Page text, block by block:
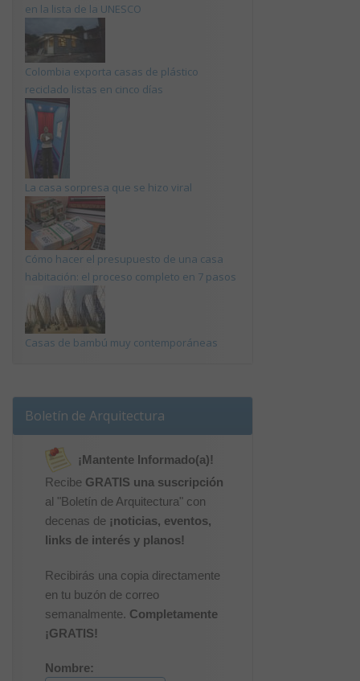
en la lista de la UNESCO
Colombia exporta casas de plástico
reciclado listas en cinco días
La casa sorpresa que se hizo viral
Cómo hacer el presupuesto de una casa
habitación: el proceso completo en 7 pasos
Casas de bambú muy contemporáneas
Boletín de Arquitectura
¡Mantente Informado(a)!
Recibe GRATIS una suscripción
al "Boletín de Arquitectura" con
decenas de ¡noticias, eventos,
links de interés y planos!
Recibirás una copia directamente
en tu buzón de correo
semanalmente. Completamente
¡GRATIS!
Nombre: